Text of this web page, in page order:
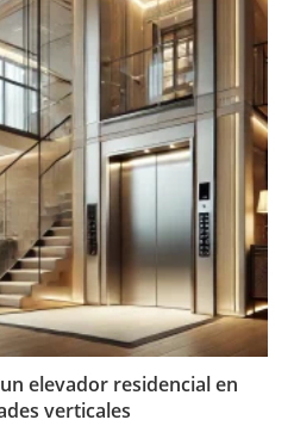
elevador residencial en
verticales